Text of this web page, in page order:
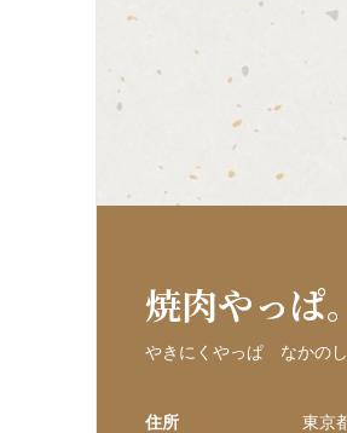
焼肉やっぱ
やきにくやっぱ なかの
住所 東京